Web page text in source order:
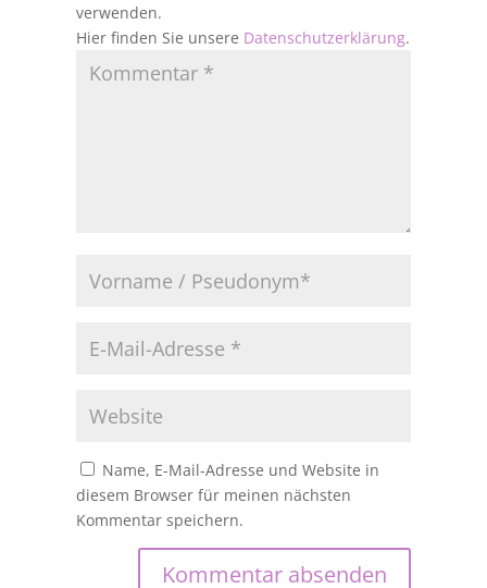
verwenden.
Hier finden Sie unsere Datenschutzerklärung.
Name, E-Mail-Adresse und Website in
diesem Browser für meinen nächsten
Kommentar speichern.